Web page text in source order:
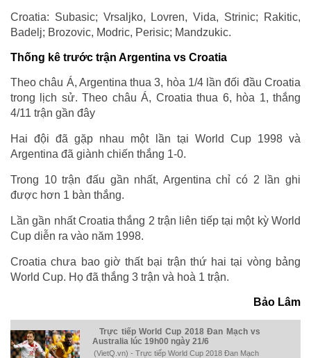
Croatia: Subasic; Vrsaljko, Lovren, Vida, Strinic; Rakitic,
Badelj; Brozovic, Modric, Perisic; Mandzukic.
Thống kê trước trận Argentina vs Croatia
Theo châu Á, Argentina thua 3, hòa 1/4 lần đối đầu Croatia
trong lịch sử. Theo châu Á, Croatia thua 6, hòa 1, thắng
4/11 trận gần đây
Hai đội đã gặp nhau một lần tại World Cup 1998 và
Argentina đã giành chiến thắng 1-0.
Trong 10 trận đấu gần nhất, Argentina chỉ có 2 lần ghi
được hơn 1 bàn thắng.
Lần gần nhất Croatia thắng 2 trận liên tiếp tại một kỳ World
Cup diễn ra vào năm 1998.
Croatia chưa bao giờ thất bại trận thứ hai tại vòng bảng
World Cup. Họ đã thắng 3 trận và hoà 1 trận.
Bảo Lâm
Trực tiếp World Cup 2018 Đan Mạch vs
Australia lúc 19h00 ngày 21/6
(VietQ.vn) - Trực tiếp World Cup 2018 Đan Mạch